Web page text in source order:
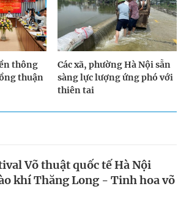
thông
thuận
Các xã, phường Hà Nội sẵn
sàng lực lượng ứng phó với
thiên tai
Võ thuật quốc tế Hà Nội
khí Thăng Long - Tinh hoa võ